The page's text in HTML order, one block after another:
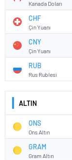
1.5
3
Kanada Doları
CHF
Çin Yuanı
CNY
Çin Yuanı
RUB
Rus Rublesi
ALTIN
ONS
Ons Altın
GRAM
Gram Altın